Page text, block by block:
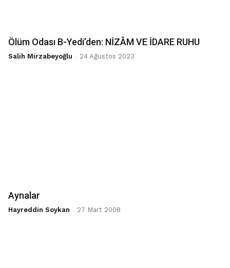
Ölüm Odası B-Yedi’den: NİZÂM VE İDARE RUHU
Salih Mirzabeyoğlu - 24 Ağustos 2023
Aynalar
Hayreddin Soykan - 27 Mart 2008